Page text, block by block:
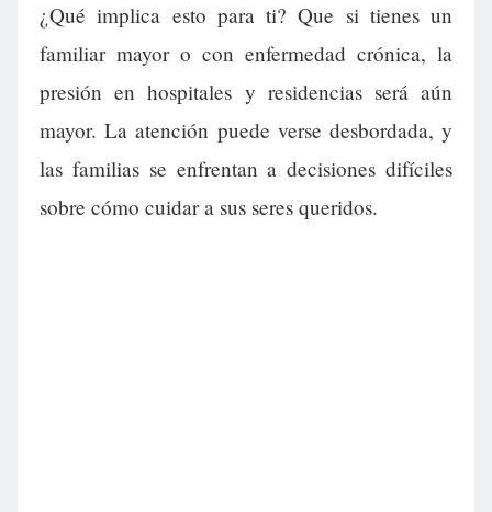
¿Qué implica esto para ti? Que si tienes un
familiar mayor o con enfermedad crónica, la
presión en hospitales y residencias será aún
mayor. La atención puede verse desbordada, y
las familias se enfrentan a decisiones difíciles
sobre cómo cuidar a sus seres queridos.